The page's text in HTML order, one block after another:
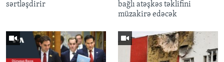
sərtləşdirir
bağlı atəşkəs təklifini
müzakirə edəcək